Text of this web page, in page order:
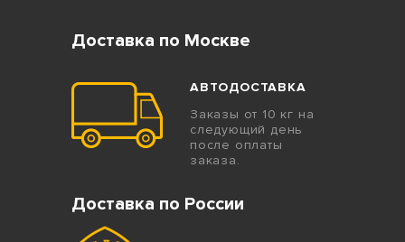
Доставка по Москве
АВТОДОСТАВКА
Заказы от 10 кг на
следующий день
после оплаты
заказа.
Доставка по России